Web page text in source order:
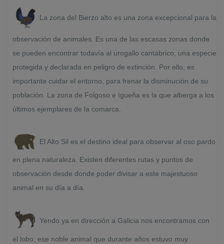
La zona del Bierzo alto es una zona excepcional para la
observación de animales. Es una de las escasas zonas donde
se pueden encontrar todavía al urogallo cantábrico, una especie
protegida y declarada en peligro de extinción. Por ello, es
importante cuidar el entorno, para frenar la disminución de su
población. La zona de Folgoso e Igueña es la que alberga a los
últimos ejemplares de la comarca.
El Alto Sil es el destino ideal para observar al oso pardo
en plena naturaleza. Existen diferentes rutas y puntos de
observación desde donde poder divisar a este majestuoso
animal en su día a día.
Yendo ya en dirección a Galicia nos encontramos con
el lobo; ese noble animal que durante años estuvo muy